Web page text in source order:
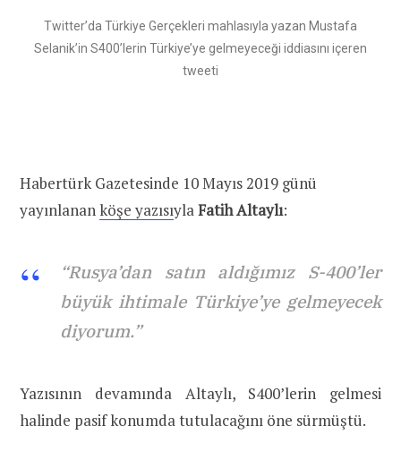
Twitter’da Türkiye Gerçekleri mahlasıyla yazan Mustafa
Selanik’in S400’lerin Türkiye’ye gelmeyeceği iddiasını içeren
tweeti
Habertürk Gazetesinde 10 Mayıs 2019 günü
yayınlananköşe yazısıylaFatih Altaylı:
“Rusya’dan satın aldığımız S-400’ler
büyük ihtimale Türkiye’ye gelmeyecek
diyorum.”
Yazısının devamında Altaylı, S400’lerin gelmesi
halinde pasif konumda tutulacağını öne sürmüştü.